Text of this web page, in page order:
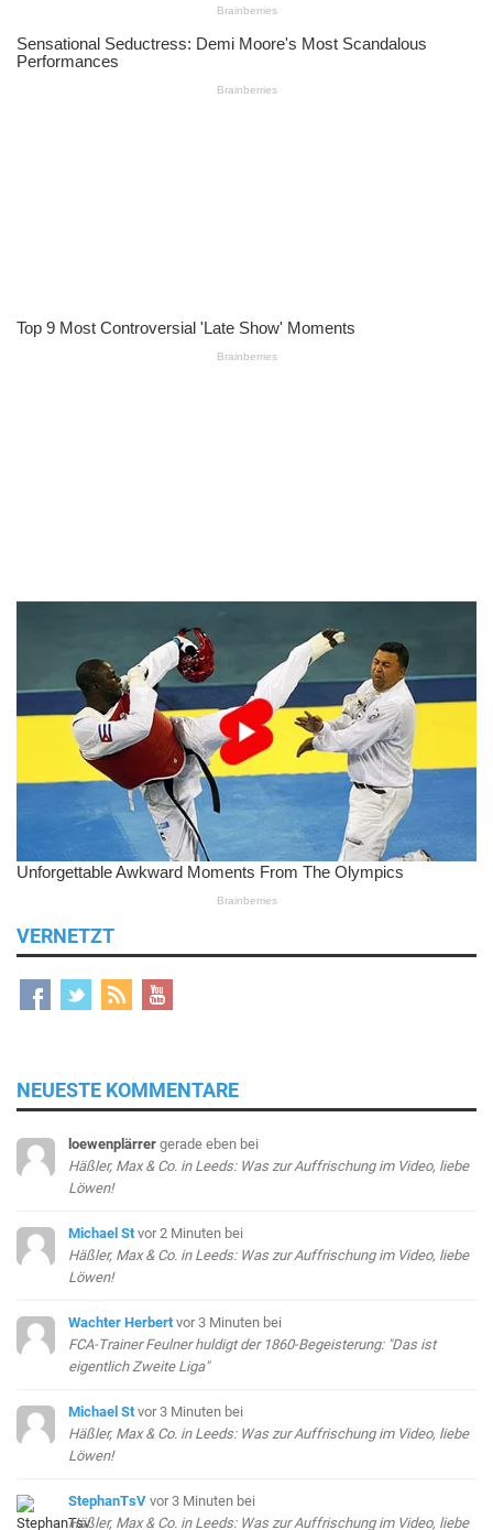
VERNETZT
NEUESTE KOMMENTARE
loewenplärrer gerade eben bei
Häßler, Max & Co. in Leeds: Was zur Auffrischung im Video, liebe
Löwen!
Michael St vor 2 Minuten bei
Häßler, Max & Co. in Leeds: Was zur Auffrischung im Video, liebe
Löwen!
Wachter Herbert vor 3 Minuten bei
FCA-Trainer Feulner huldigt der 1860-Begeisterung: "Das ist
eigentlich Zweite Liga"
Michael St vor 3 Minuten bei
Häßler, Max & Co. in Leeds: Was zur Auffrischung im Video, liebe
Löwen!
StephanTsV vor 3 Minuten bei
Häßler, Max & Co. in Leeds: Was zur Auffrischung im Video, liebe